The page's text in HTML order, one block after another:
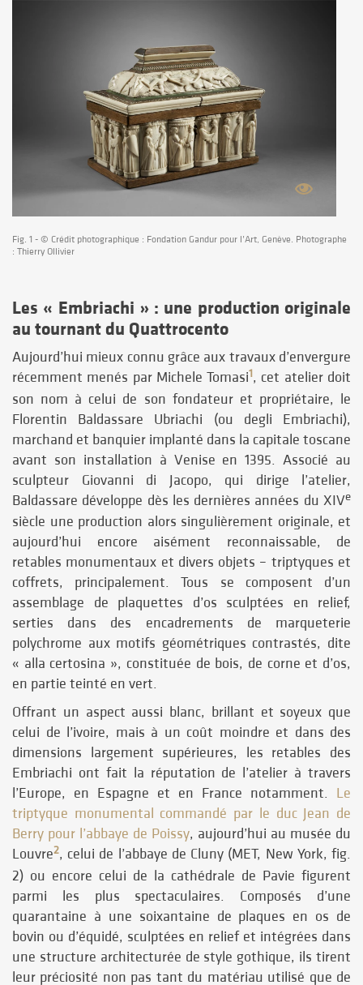
Fig. 1 - © Crédit photographique : Fondation Gandur pour l’Art, Genève. Photographe
: Thierry Ollivier
Les « Embriachi » : une production originale
au tournant du Quattrocento
Aujourd’hui mieux connu grâce aux travaux d’envergure
récemment menés par Michele Tomasi1, cet atelier doit
son nom à celui de son fondateur et propriétaire, le
Florentin Baldassare Ubriachi (ou degli Embriachi),
marchand et banquier implanté dans la capitale toscane
avant son installation à Venise en 1395. Associé au
sculpteur Giovanni di Jacopo, qui dirige l’atelier,
Baldassare développe dès les dernières années du XIVe
siècle une production alors singulièrement originale, et
aujourd’hui encore aisément reconnaissable, de
retables monumentaux et divers objets – triptyques et
coffrets, principalement. Tous se composent d’un
assemblage de plaquettes d’os sculptées en relief,
serties dans des encadrements de marqueterie
polychrome aux motifs géométriques contrastés, dite
« alla certosina », constituée de bois, de corne et d’os,
en partie teinté en vert.
Offrant un aspect aussi blanc, brillant et soyeux que
celui de l’ivoire, mais à un coût moindre et dans des
dimensions largement supérieures, les retables des
Embriachi ont fait la réputation de l’atelier à travers
l’Europe, en Espagne et en France notamment. Le
triptyque monumental commandé par le duc Jean de
Berry pour l’abbaye de Poissy, aujourd’hui au musée du
Louvre2, celui de l’abbaye de Cluny (MET, New York, fig.
2) ou encore celui de la cathédrale de Pavie figurent
parmi les plus spectaculaires. Composés d’une
quarantaine à une soixantaine de plaques en os de
bovin ou d’équidé, sculptées en relief et intégrées dans
une structure architecturée de style gothique, ils tirent
leur préciosité non pas tant du matériau utilisé que de